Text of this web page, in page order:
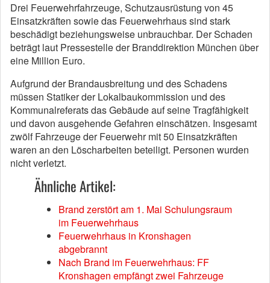
Drei Feuerwehrfahrzeuge, Schutzausrüstung von 45
Einsatzkräften sowie das Feuerwehrhaus sind stark
beschädigt beziehungsweise unbrauchbar. Der Schaden
beträgt laut Pressestelle der Branddirektion München über
eine Million Euro.
Aufgrund der Brandausbreitung und des Schadens
müssen Statiker der Lokalbaukommission und des
Kommunalreferats das Gebäude auf seine Tragfähigkeit
und davon ausgehende Gefahren einschätzen. Insgesamt
zwölf Fahrzeuge der Feuerwehr mit 50 Einsatzkräften
waren an den Löscharbeiten beteiligt. Personen wurden
nicht verletzt.
Ähnliche Artikel:
Brand zerstört am 1. Mai Schulungsraum
im Feuerwehrhaus
Feuerwehrhaus in Kronshagen
abgebrannt
Nach Brand im Feuerwehrhaus: FF
Kronshagen empfängt zwei Fahrzeuge